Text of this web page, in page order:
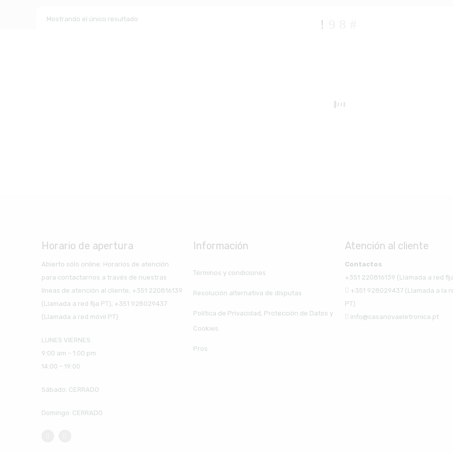
Mostrando el único resultado
Horario de apertura
Abierto sólo online: Horarios de atención
para contactarnos a través de nuestras
líneas de atención al cliente, +351 220816139
(Llamada a red fija PT), +351 928029437
(Llamada a red móvil PT)
LUNES VIERNES
9:00 am – 1:00 pm
14:00 – 19:00
Sábado: CERRADO
Domingo: CERRADO
Información
Términos y condiciones
Resolución alternativa de disputas
Política de Privacidad, Protección de Datos y
Cookies
Pros
Atención al cliente
Contactos
+351 220816139 (Llamada a red
+351 928029437 (Llamada a la
PT)
info@casanovaeletronica.pt